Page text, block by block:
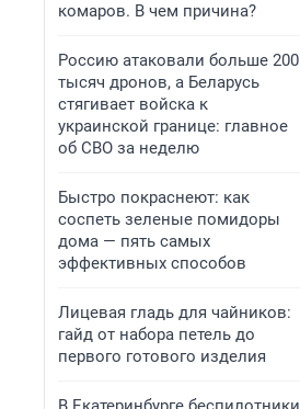
комаров. В чем причина?
Россию атаковали больше 200
тысяч дронов, а Беларусь
стягивает войска к
украинской границе: главное
об СВО за неделю
Быстро покраснеют: как
соспеть зеленые помидоры
дома — пять самых
эффективных способов
Лицевая гладь для чайников:
гайд от набора петель до
первого готового изделия